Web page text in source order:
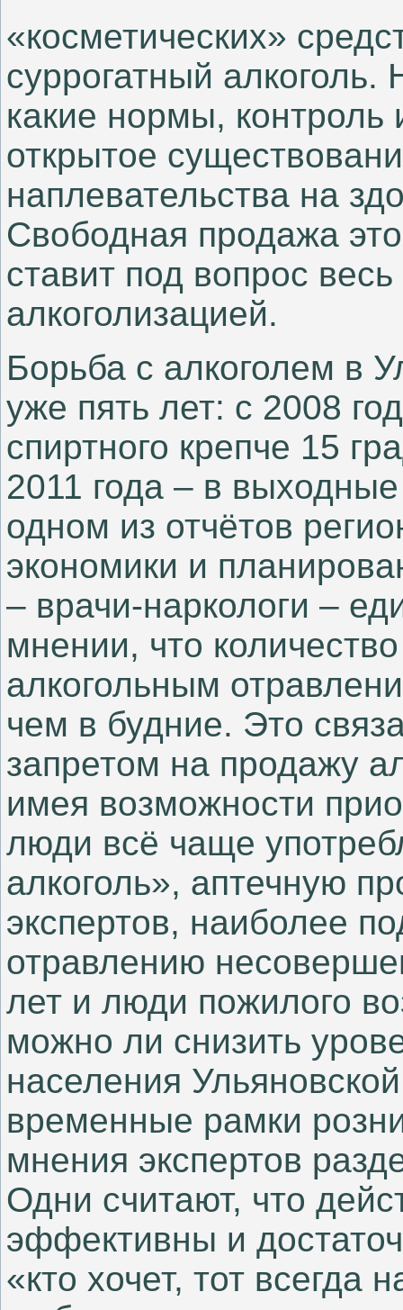
«косметических»
суррогатный
какие нормы, контроль
открытое
наплевательства на
Свободная продажа
ставит под вопрос
алкоголизацией.
Борьба с алкоголем в
уже пять лет: с 2008
спиртного крепче 15
2011 года – в
одном из отчётов
экономики и
– врачи-наркологи –
мнении, что
алкогольным
чем в будние. Это
запретом на продажу
имея возможности
люди всё чаще
алкоголь», аптечную
экспертов, наиболее
отравлению
лет и люди пожилого
можно ли снизить
населения
временные рамки
мнения экспертов
Одни считают, что
эффективны и
«кто хочет, тот всегда